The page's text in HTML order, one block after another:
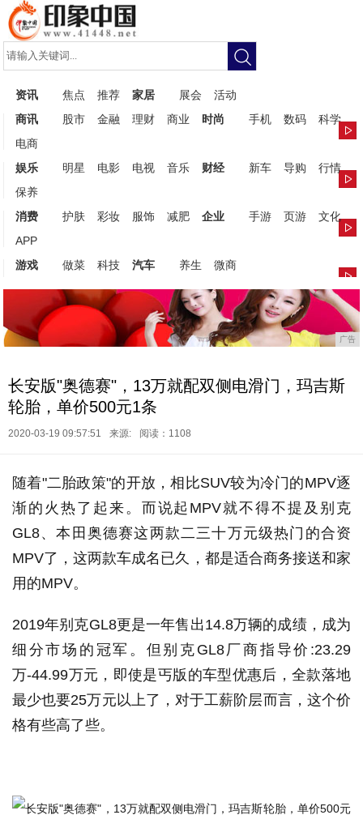
资讯 焦点 推荐 家居 展会
活动
商讯
股市 金融 理财 商业 时尚 手机 数码
科学
电商
娱乐
明星 电影 电视 音乐 财经 新车 导购
行情
保养
消费
护肤 彩妆 服饰 减肥 企业 手游 页游
文化
APP
游戏
做菜 科技 汽车 养生 微商
广告
长安版"奥德赛"，13万就配双侧电滑门，玛吉斯
轮胎，单价500元1条
2020-03-19 09:57:51 来源: 阅读：1108
随着"二胎政策"的开放，相比SUV较为冷门的MPV逐
渐的火热了起来。而说起MPV就不得不提及别克
GL8、本田奥德赛这两款二三十万元级热门的合资
MPV了，这两款车成名已久，都是适合商务接送和家
用的MPV。
2019年别克GL8更是一年售出14.8万辆的成绩，成为
细分市场的冠军。但别克GL8厂商指导价:23.29
万-44.99万元，即使是丐版的车型优惠后，全款落地
最少也要25万元以上了，对于工薪阶层而言，这个价
格有些高了些。